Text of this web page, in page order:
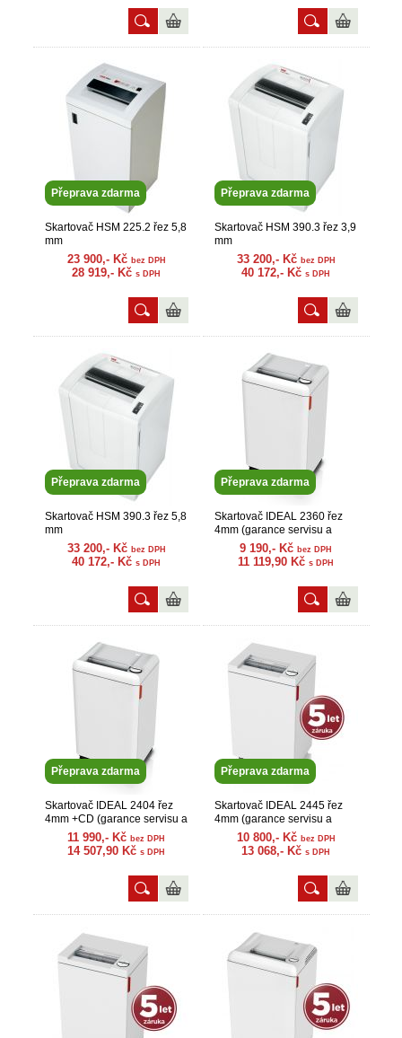
Přeprava zdarma
Skartovač HSM 225.2 řez 5,8
mm
23 900,- Kč bez DPH
28 919,- Kč s DPH
Přeprava zdarma
Skartovač HSM 390.3 řez 3,9
mm
33 200,- Kč bez DPH
40 172,- Kč s DPH
Přeprava zdarma
Skartovač HSM 390.3 řez 5,8
mm
33 200,- Kč bez DPH
40 172,- Kč s DPH
Přeprava zdarma
Skartovač IDEAL 2360 řez
4mm (garance servisu a
náhr. dílů)9 190,- Kč bez DPH
11 119,90 Kč s DPH
Přeprava zdarma
Skartovač IDEAL 2404 řez
4mm +CD (garance servisu a
náhr. dílů)
11 990,- Kč bez DPH
14 507,90 Kč s DPH
Přeprava zdarma
Skartovač IDEAL 2445 řez
4mm (garance servisu a
náhr. dílů)
10 800,- Kč bez DPH
13 068,- Kč s DPH